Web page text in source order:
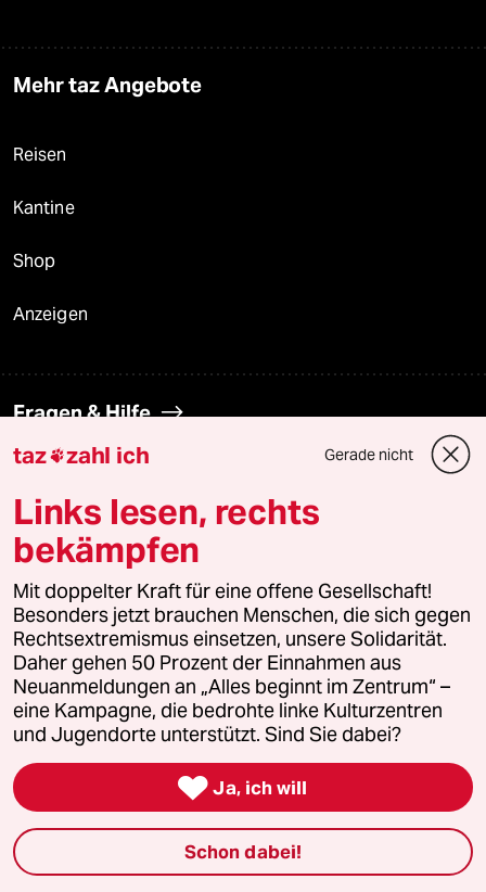
Mehr taz Angebote
Reisen
Kantine
Shop
Anzeigen
Fragen & Hilfe
Aboservice
ePaper Login
Downloads für Abonnierende
© 2026 taz Verlags und Vertriebs GmbH
wenden Sie sich bitte an
lizenzen@taz.de
Feedback Redaktionsstatut Kommune-Richtlinien KI-
taz zahl ich Gerade nicht
Links lesen, rechts
bekämpfen
Mit doppelter Kraft für eine offene Gesellschaft!
Besonders jetzt brauchen Menschen, die sich gegen
Rechtsextremismus einsetzen, unsere Solidarität.
Daher gehen 50 Prozent der Einnahmen aus
Neuanmeldungen an „Alles beginnt im Zentrum“ –
eine Kampagne, die bedrohte linke Kulturzentren
und Jugendorte unterstützt. Sind Sie dabei?
 Ja, ich will
Schon dabei!